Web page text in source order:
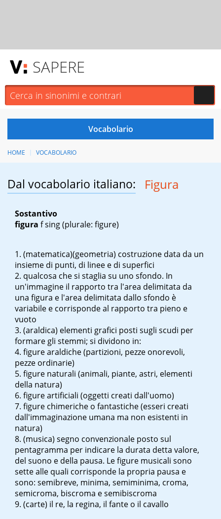
SAPERE
HOME VOCABOLARIO
Dal vocabolario italiano: Figura
Sostantivo
figura f sing(plurale: figure)
(matematica)(geometria) costruzione data da un
insieme di punti, di linee e di superfici
qualcosa che si staglia su uno sfondo. In
un'immagine il rapporto tra l'area delimitata da
una figura e l'area delimitata dallo sfondo è
variabile e corrisponde al rapporto tra pieno e
vuoto
(araldica) elementi grafici posti sugli scudi per
formare gli stemmi; si dividono in:
figure araldiche (partizioni, pezze onorevoli,
pezze ordinarie)
figure naturali (animali, piante, astri, elementi
della natura)
figure artificiali (oggetti creati dall'uomo)
figure chimeriche o fantastiche (esseri creati
dall'immaginazione umana ma non esistenti in
natura)
(musica) segno convenzionale posto sul
pentagramma per indicare la durata detta valore,
del suono e della pausa. Le figure musicali sono
sette alle quali corrisponde la propria pausa e
sono: semibreve, minima, semiminima, croma,
semicroma, biscroma e semibiscroma
(carte) il re, la regina, il fante o il cavallo